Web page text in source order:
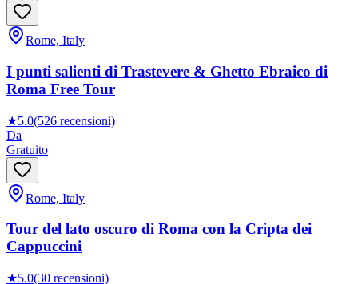
Rome, Italy
I punti salienti di Trastevere & Ghetto Ebraico di
Roma Free Tour
★5.0(526 recensioni)
Da
Gratuito
Rome, Italy
Tour del lato oscuro di Roma con la Cripta dei
Cappuccini
★5.0(30 recensioni)